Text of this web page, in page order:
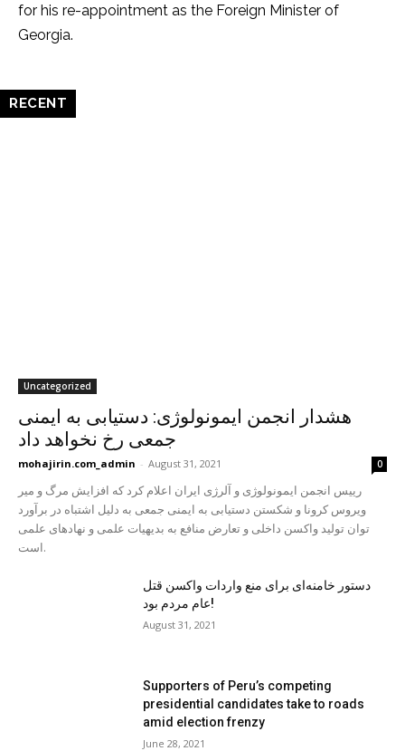
for his re-appointment as the Foreign Minister of
Georgia.
RECENT
Uncategorized
هشدار انجمن ایمونولوژی: دستیابی به ایمنی
جمعی رخ نخواهد داد
mohajirin.com_admin - August 31, 2021 0
رییس انجمن ایمونولوژی و آلرژی ایران اعلام کرد که افزایش مرگ و میر
ویروس کرونا و شكستن دستیابی به ایمنی جمعی به دلیل اشتباه در برآورد
توان تولید واکسن داخلی و تعارض منافع به بدیهیات علمی و نهادهای علمی
است.
دستور خامنه‌ای برای منع واردات واکسن قتل
عام مردم بود!
August 31, 2021
Supporters of Peru’s competing
presidential candidates take to roads
amid election frenzy
June 28, 2021